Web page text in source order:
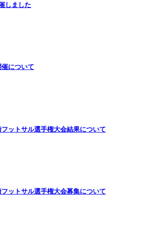
しました
について
ットサル選手権大会結果について
ットサル選手権大会募集について